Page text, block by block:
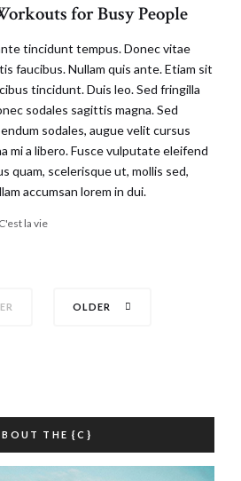
for Busy People
tincidunt tempus. Donec vitae
faucibus. Nullam quis ante. Etiam sit
tincidunt. Duis leo. Sed fringilla
sodales sagittis magna. Sed
sodales, augue velit cursus
mi a libero. Fusce vulputate eleifend
quam, scelerisque ut, mollis sed,
accumsan lorem in dui.
C'est la vie
OLDER
THE {C}